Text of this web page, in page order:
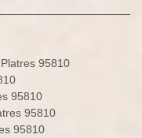
95810
95810
95810
95810